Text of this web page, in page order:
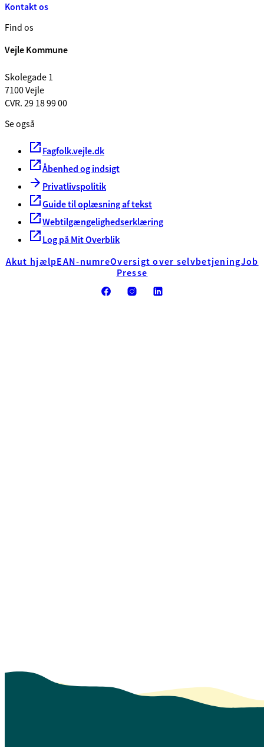
Kontakt os
Find os
Vejle Kommune
Skolegade 1
7100 Vejle
CVR. 29 18 99 00
Se også
Fagfolk.vejle.dk
Åbenhed og indsigt
Privatlivspolitik
Guide til oplæsning af tekst
Webtilgængelighedserklæring
Log på Mit Overblik
Akut hjælpEAN-numreOversigt over selvbetjeningJob
Presse